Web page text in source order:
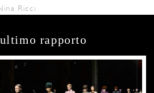
Ricci
rapporto